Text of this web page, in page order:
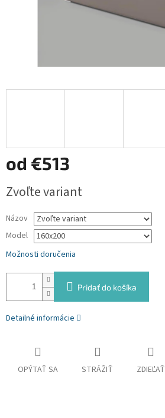
od €513
cena:
Zvoľte variant
Názov
Model
Možnosti doručenia
Pridať do košíka
Detailné informácie
OPÝTAŤ SA STRÁŽIŤ ZDIEĽAŤ